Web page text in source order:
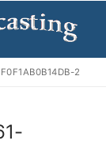
2